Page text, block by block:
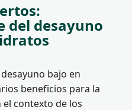
del desayuno
bajo en
beneficios para la
contexto de los